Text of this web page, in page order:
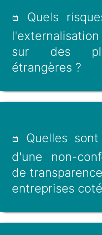
Quels
sur des
étrangères ?
Quelles
d'une non-
de
entreprises